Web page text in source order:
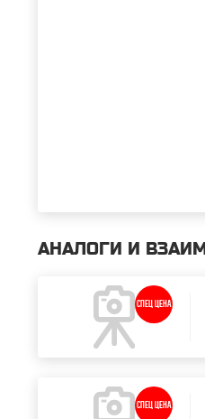
АНАЛОГИ И
СПЕЦ ЦЕНА
СПЕЦ ЦЕНА